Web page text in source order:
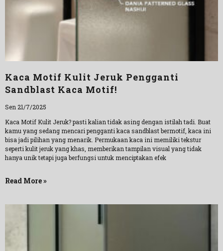
Kaca Motif Kulit Jeruk Pengganti
Sandblast Kaca Motif!
Sen 21/7/2025
Kaca Motif Kulit Jeruk? pasti kalian tidak asing dengan istilah tadi. Buat
kamu yang sedang mencari pengganti kaca sandblast bermotif, kaca ini
bisa jadi pilihan yang menarik. Permukaan kaca ini memiliki tekstur
seperti kulit jeruk yang khas, memberikan tampilan visual yang tidak
hanya unik tetapi juga berfungsi untuk menciptakan efek
Read More »